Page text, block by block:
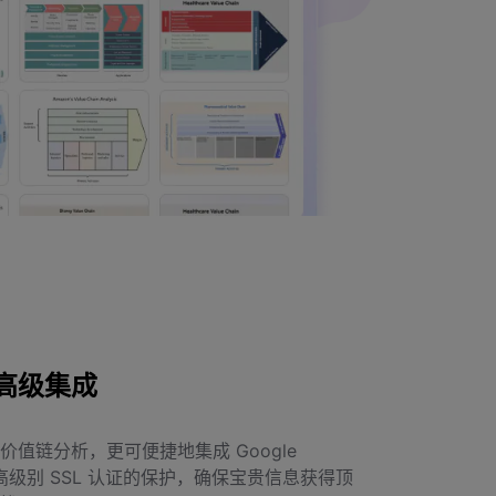
级集成
值链分析，更可便捷地集成 Google
别 SSL 认证的保护，确保宝贵信息获得顶